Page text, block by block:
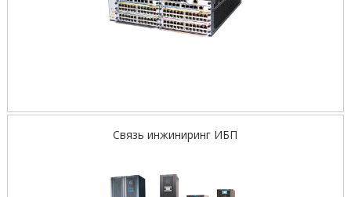
Связь инжиниринг ИБП